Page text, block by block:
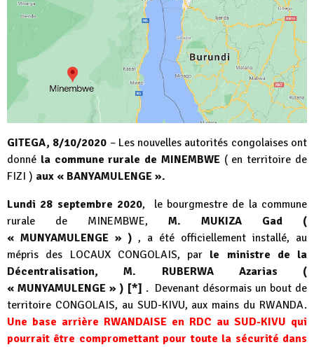
GITEGA, 8/10/2020 – Les nouvelles autorités congolaises ont
donné la commune rurale de MINEMBWE( en territoire de
FIZI ) aux « BANYAMULENGE ».
Lundi 28 septembre 2020, le bourgmestre de la commune
rurale de MINEMBWE, M. MUKIZA Gad
(
« MUNYAMULENGE » ) , a été officiellement installé, au
mépris des LOCAUX CONGOLAIS, par le ministre de la
Décentralisation, M. RUBERWA Azarias (
« MUNYAMULENGE » ) [*] . Devenant désormais un bout de
territoire CONGOLAIS, au SUD-KIVU, aux mains du RWANDA.
Une base arrière RWANDAISE en RDC au SUD-KIVU qui
pourrait être compromettant pour toute la sécurité dans